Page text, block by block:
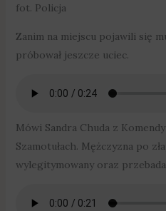
fot. Policja
Zanim na miejscu pojawili się
próbował jeszcze uciec.
Mówi Sandra Chuda z
Szamotułach. Mężczyzna po
wylegitymowany oraz